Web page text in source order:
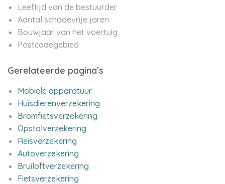
Leeftijd van de bestuurder
Aantal schadevrije jaren
Bouwjaar van het voertuig
Postcodegebied
Gerelateerde pagina’s
Mobiele apparatuur
Huisdierenverzekering
Bromfietsverzekering
Opstalverzekering
Reisverzekering
Autoverzekering
Bruiloftverzekering
Fietsverzekering